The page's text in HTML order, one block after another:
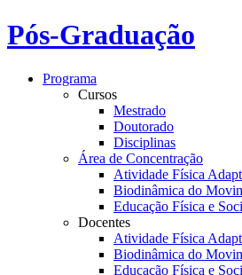
Pós-Graduação
Programa
Cursos
Mestrado
Doutorado
Disciplinas
Área de Concentração
Atividade Física
Biodinâmica do
Educação Física e
Docentes
Atividade Física
Biodinâmica do
Educação Física e